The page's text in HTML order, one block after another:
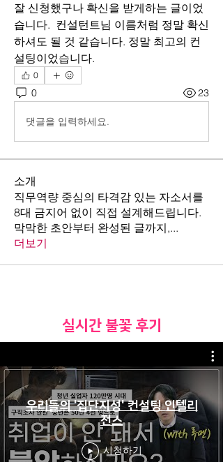
잘 신청했구나 확신을 받게하는 글이었
습니다.  컨설턴트님 이름처럼 정말 확신
하셔도 될 것 같습니다. 정말 최고의 컨
설팅이었습니다.
0
0 23
댓글을 입력하세요.
소개
직무역량 중심의 타격감 있는 자소서를
8대 금지어 없이 직접 설계해드립니다.
막막한 초안부터 완성된 글까지,...
더보기
​실시간 불꽃 후기
우리들의 '집단지성' 컨설팅 인텔리
전스
시청하기